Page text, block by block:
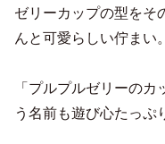
ゼリーカップの型をそ
んと可愛らしい佇まい。
「プルプルゼリーの
う名前も遊び心たっぷ